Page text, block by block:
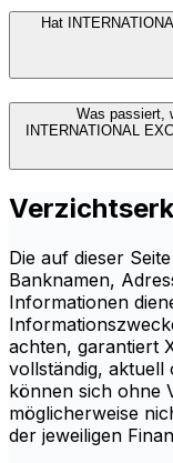
Hat
Was passiert,
INTERNATIONAL
Die auf dieser
Banknamen,
Informationen
achten, garantiert
vollständig, aktuell
können sich ohne
möglicherweise
der jeweiligen